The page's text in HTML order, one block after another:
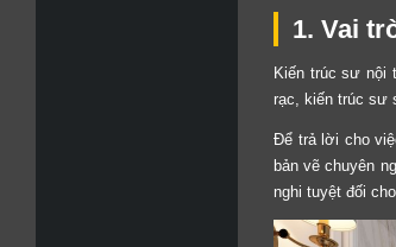
1. Vai
Kiến trúc sư nội
rạc, kiến trúc sư
Để trả lời cho
bản vẽ chuyên
nghi tuyệt đối